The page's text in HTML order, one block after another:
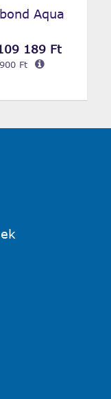
Aqua
189 Ft
Ft